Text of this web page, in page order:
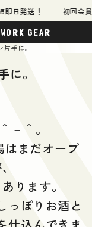
送！ 初回会員登録
WORK GEAR
手に。
。
－＾。
はまだオープ
ります。
っぽりお酒と